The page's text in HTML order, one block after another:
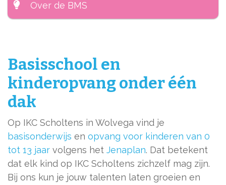
Over de BMS
Basisschool en
kinderopvang onder één
dak
Op IKC Scholtens in Wolvega vind je
basisonderwijs en opvang voor kinderen van 0
tot 13 jaar volgens het Jenaplan. Dat betekent
dat elk kind op IKC Scholtens zichzelf mag zijn.
Bij ons kun je jouw talenten laten groeien en